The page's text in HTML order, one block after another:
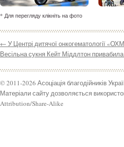
* Для перегляду клікніть на фото
← У Центрі дитячої онкогематології
Весільна сукня Кейт Міддлтон привабила
© 2011-2026 Асоціація благодійників
Матеріали сайту дозволяється
Attribution/Share-Alike